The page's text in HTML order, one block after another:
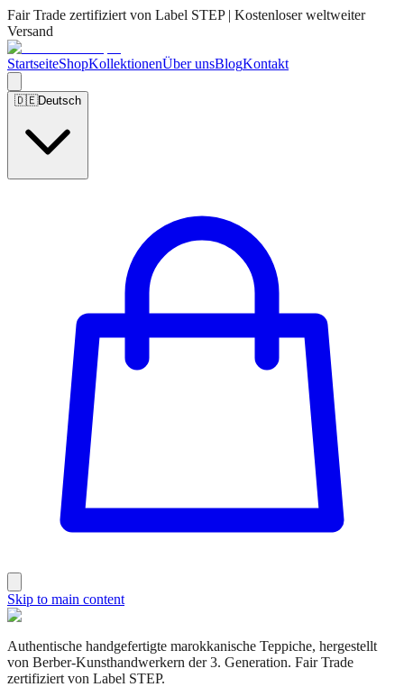
Fair Trade zertifiziert von Label STEP | Kostenloser weltweiter
Versand
StartseiteShopKollektionenÜber unsBlogKontakt
🇩🇪Deutsch
Skip to main content
Authentische handgefertigte marokkanische Teppiche, hergestellt
von Berber-Kunsthandwerkern der 3. Generation. Fair Trade
zertifiziert von Label STEP.